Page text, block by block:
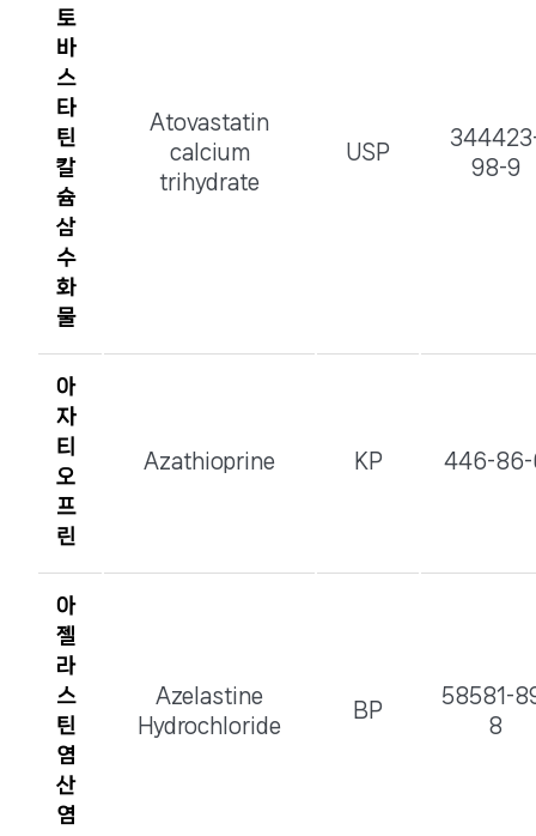
토
바
스
타
틴
칼
슘
삼
수
화
물
Atovastatin
calcium
trihydrate
USP
98-9
아
자
티
오
프
린
Azathioprine KP 446-86-
아
젤
라
스
틴
염
산
염
Azelastine
Hydrochloride
BP
58581-
8